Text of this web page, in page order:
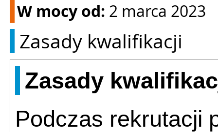
W mocy od: 2 marca 2023
Zasady kwalifikacji
Zasady
Podczas rekrutacji